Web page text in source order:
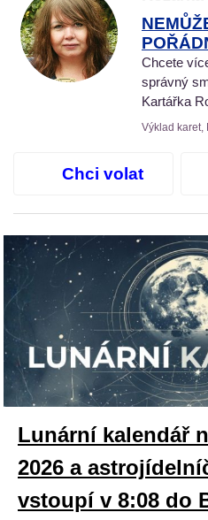
Chcete
správný
Kartářka
Výklad karet,
Chci volat
Lunární kalendář
2026 a
vstoupí v 8:08 do